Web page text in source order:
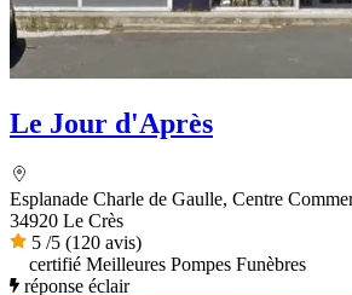
Le Jour d'Après
Esplanade Charle de Gaulle, Centre
34920 Le Crès
5 /5 (120 avis)
certifié Meilleures Pompes Funèbres
réponse éclair